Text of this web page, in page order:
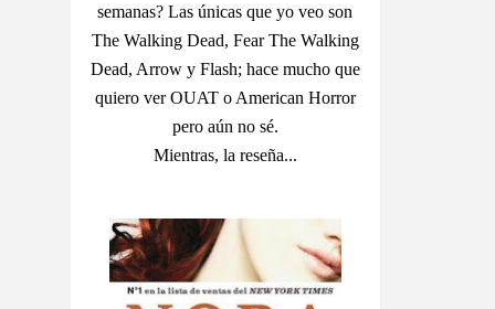
semanas? Las únicas que yo veo son
The Walking Dead, Fear The Walking
Dead, Arrow y Flash; hace mucho que
quiero ver OUAT o American Horror
pero aún no sé.
Mientras, la reseña...